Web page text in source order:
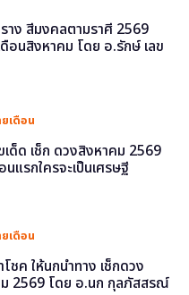
าง สีมงคลตามราศี 2569
ดือนสิงหาคม โดย อ.รักษ์ เลข
เดือน
เด็ด เช็ก ดวงสิงหาคม 2569
นแรกใครจะเป็นเศรษฐี
เดือน
โชค ให้นกนำทาง เช็กดวง
2569 โดย อ.นก กุลภัสสรณ์